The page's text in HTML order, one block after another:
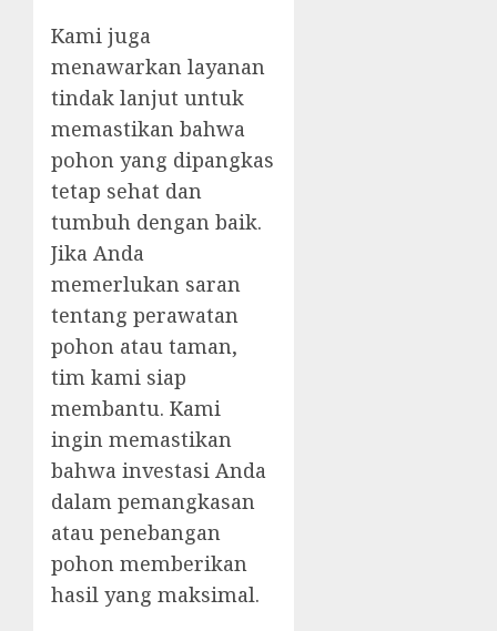
Kami juga
menawarkan layanan
tindak lanjut untuk
memastikan bahwa
pohon yang dipangkas
tetap sehat dan
tumbuh dengan baik.
Jika Anda
memerlukan saran
tentang perawatan
pohon atau taman,
tim kami siap
membantu. Kami
ingin memastikan
bahwa investasi Anda
dalam pemangkasan
atau penebangan
pohon memberikan
hasil yang maksimal.